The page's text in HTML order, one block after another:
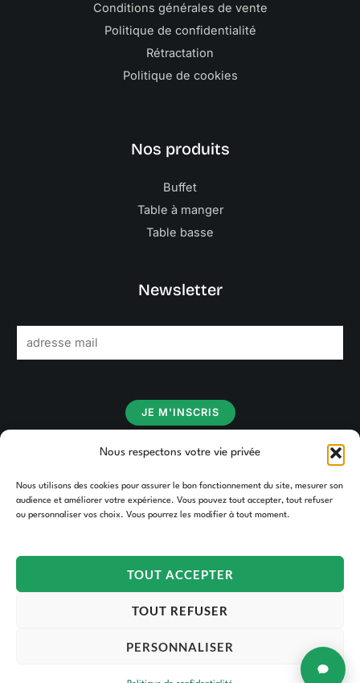
Nous respectons votre vie privée
Nous utilisons des cookies pour assurer le bon fonctionnement du site, mesurer son
audience et améliorer votre expérience. Vous pouvez tout accepter, tout refuser
ou personnaliser vos choix. Vous pourrez les modifier à tout moment.
TOUT ACCEPTER
TOUT REFUSER
PERSONNALISER
Conditions générales de vente
Politique de confidentialité
Rétractation
Politique de cookies
Nos produits
Buffet
Table à manger
Table basse
Newsletter
m
JE M'INSCRIS